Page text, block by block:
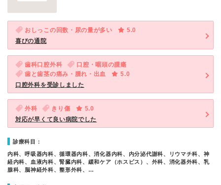
おしっこの回数・尿の量が多い
5.0
喜びの通院
歯科口腔外科
口腔・咽頭の腫瘍
歯と歯茎の痛み・腫れ・出血
5.0
口腔外科を受診しました
外科 きり傷
5.0
対応が早くて良い病院でした
診療科目：
内科、呼吸器内科、循環器内科、消化器内科、内分泌代謝科、リウマチ科、神
経内科、血液内科、腎臓内科、緩和ケア（ホスピス）、外科、消化器外科、乳
腺科、脳神経外科、整形外科、…